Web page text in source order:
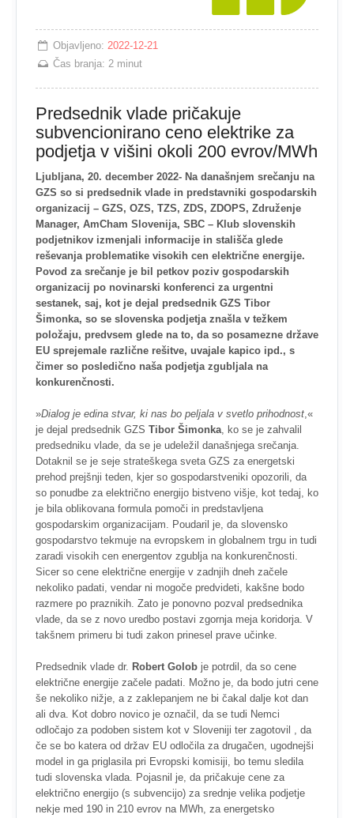
Objavljeno:2022-12-21
Čas branja:2 minut
Predsednik vlade pričakuje
subvencionirano ceno elektrike za
podjetja v višini okoli 200 evrov/MWh
Ljubljana, 20. december 2022- Na današnjem srečanju na
GZS so si predsednik vlade in predstavniki gospodarskih
organizacij – GZS, OZS, TZS, ZDS, ZDOPS, Združenje
Manager, AmCham Slovenija, SBC – Klub slovenskih
podjetnikov izmenjali informacije in stališča glede
reševanja problematike visokih cen električne energije.
Povod za srečanje je bil petkov poziv gospodarskih
organizacij po novinarski konferenci za urgentni
sestanek, saj, kot je dejal predsednik GZS Tibor
Šimonka, so se slovenska podjetja znašla v težkem
položaju, predvsem glede na to, da so posamezne države
EU sprejemale različne rešitve, uvajale kapico ipd., s
čimer so posledično naša podjetja zgubljala na
konkurenčnosti.
»Dialog je edina stvar, ki nas bo peljala v svetlo prihodnost,«
je dejal predsednik GZS Tibor Šimonka, ko se je zahvalil
predsedniku vlade, da se je udeležil današnjega srečanja.
Dotaknil se je seje strateškega sveta GZS za energetski
prehod prejšnji teden, kjer so gospodarstveniki opozorili, da
so ponudbe za električno energijo bistveno višje, kot tedaj, ko
je bila oblikovana formula pomoči in predstavljena
gospodarskim organizacijam. Poudaril je, da slovensko
gospodarstvo tekmuje na evropskem in globalnem trgu in tudi
zaradi visokih cen energentov zgublja na konkurenčnosti.
Sicer so cene električne energije v zadnjih dneh začele
nekoliko padati, vendar ni mogoče predvideti, kakšne bodo
razmere po praznikih. Zato je ponovno pozval predsednika
vlade, da se z novo uredbo postavi zgornja meja koridorja. V
takšnem primeru bi tudi zakon prinesel prave učinke.
Predsednik vlade dr. Robert Golob je potrdil, da so cene
električne energije začele padati. Možno je, da bodo jutri cene
še nekoliko nižje, a z zaklepanjem ne bi čakal dalje kot dan
ali dva. Kot dobro novico je označil, da se tudi Nemci
odločajo za podoben sistem kot v Sloveniji ter zagotovil , da
če se bo katera od držav EU odločila za drugačen, ugodnejši
model in ga priglasila pri Evropski komisiji, bo temu sledila
tudi slovenska vlada. Pojasnil je, da pričakuje cene za
električno energijo (s subvencijo) za srednje velika podjetje
nekje med 190 in 210 evrov na MWh, za energetsko